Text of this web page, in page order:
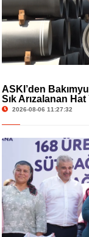
ASKİ’den
Sık Arızalanan
2026-08-06 11:27:32